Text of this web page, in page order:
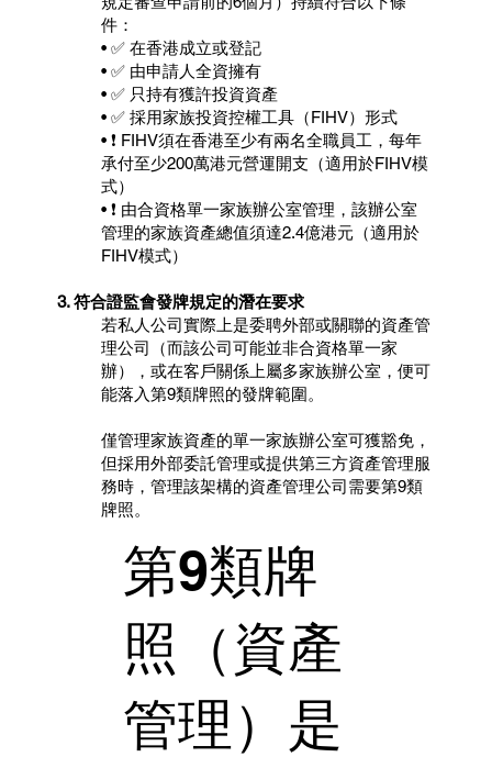
件：
• ✅ 在香港成立或登記
• ✅ 由申請人全資擁有
• ✅ 只持有獲許投資資產
• ✅ 採用家族投資控權工具（FIHV）形式
• ❗ FIHV須在香港至少有兩名全職員工，每年
承付至少200萬港元營運開支（適用於FIHV模
式）
• ❗ 由合資格單一家族辦公室管理，該辦公室
管理的家族資產總值須達2.4億港元（適用於
FIHV模式）
3. 符合證監會發牌規定的潛在要求
若私人公司實際上是委聘外部或關聯的資產管
理公司（而該公司可能並非合資格單一家
辦），或在客戶關係上屬多家族辦公室，便可
能落入第9類牌照的發牌範圍。
僅管理家族資產的單一家族辦公室可獲豁免，
但採用外部委託管理或提供第三方資產管理服
務時，管理該架構的資產管理公司需要第9類
牌照。
第9類牌
照（資產
管理）是